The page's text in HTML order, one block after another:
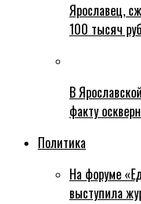
Ярославец,
100 тысяч
В
факту
Политика
На форуме
выступила